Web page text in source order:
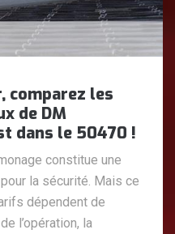
comparez les
de DM
dans le 50470 !
constitue une
la sécurité. Mais ce
dépendent de
l’opération, la